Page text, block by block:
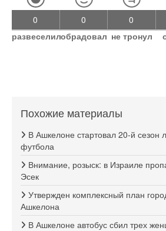
0
развеселил
0
обрадовал
0
не тронул
Похожие материалы
В Ашкелоне стартовал 20-й сезон
футбола
Внимание, розыск: в Израиле
Эсек
Утвержден комплексный план
Ашкелона
В Ашкелоне автобус сбил трех